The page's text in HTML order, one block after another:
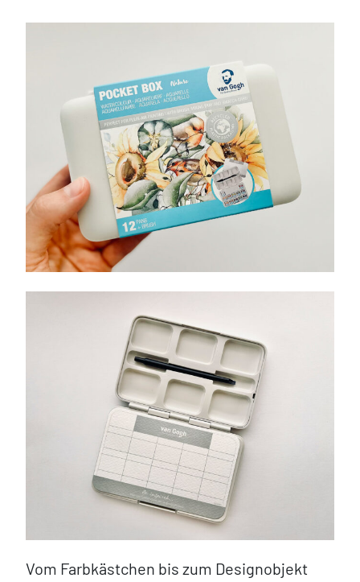
Vom Farbkästchen bis zum Designobjekt